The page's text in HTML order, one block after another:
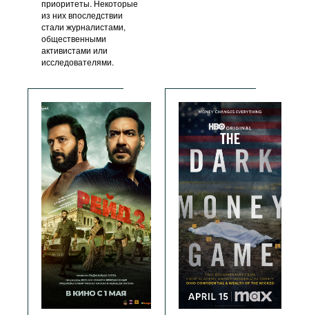
приоритеты. Некоторые
из них впоследствии
стали журналистами,
общественными
активистами или
исследователями.